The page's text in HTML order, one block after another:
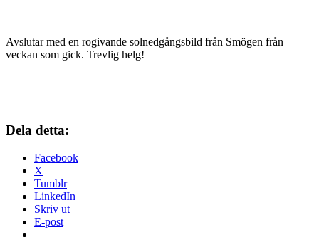
Avslutar med en rogivande solnedgångsbild från Smögen från
veckan som gick. Trevlig helg!
Dela detta:
Facebook
X
Tumblr
LinkedIn
Skriv ut
E-post